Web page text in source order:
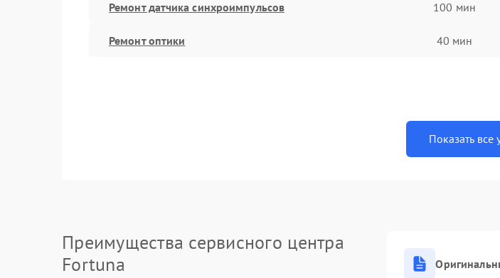
Ремонт датчика синхроимпульсов 100 мин
Ремонт оптики 40 мин
Показать все
Преимущества сервисного центра
Fortuna